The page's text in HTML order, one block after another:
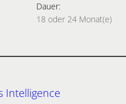
Dauer:
18 oder 24 Monat(e)
Intelligence